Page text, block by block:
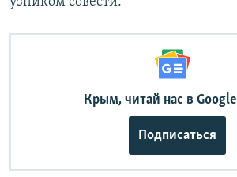
Крым, читай нас в
Подписаться